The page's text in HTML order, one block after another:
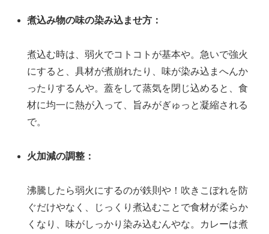
煮込み物の味の染み込ませ方：
煮込む時は、弱火でコトコトが基本や。急いで強火
にすると、具材が煮崩れたり、味が染み込まへんか
ったりするんや。蓋をして蒸気を閉じ込めると、食
材に均一に熱が入って、旨みがぎゅっと凝縮される
で。
火加減の調整：
沸騰したら弱火にするのが鉄則や！吹きこぼれを防
ぐだけやなく、じっくり煮込むことで食材が柔らか
くなり、味がしっかり染み込むんやな。カレーは煮